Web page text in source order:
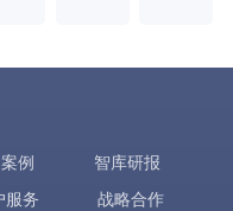
案例
智库研报
服务 战略合作